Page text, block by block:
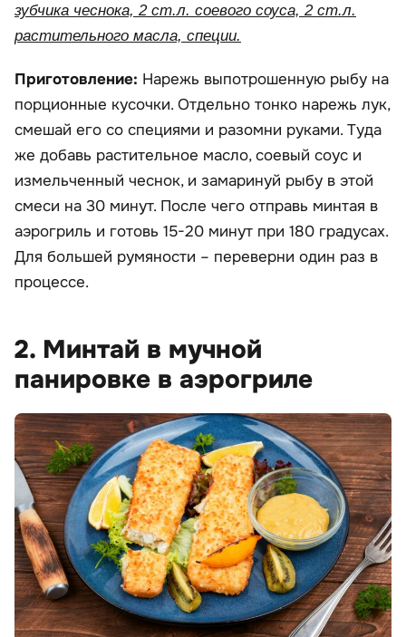
зубчика чеснока, 2 ст.л. соевого соуса, 2 ст.л.
растительного масла, специи.
Приготовление: Нарежь выпотрошенную рыбу на
порционные кусочки. Отдельно тонко нарежь лук,
смешай его со специями и разомни руками. Туда
же добавь растительное масло, соевый соус и
измельченный чеснок, и замаринуй рыбу в этой
смеси на 30 минут. После чего отправь минтая в
аэрогриль и готовь 15-20 минут при 180 градусах.
Для большей румяности – переверни один раз в
процессе.
2. Минтай в мучной
панировке в аэрогриле